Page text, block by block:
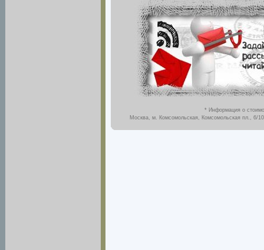
* Информация о
Москва, м. Комсомольская, Комсомольская пл., 6/